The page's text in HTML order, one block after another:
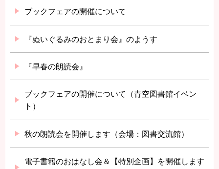
ブックフェアの開催について
『ぬいぐるみのおとまり会』のようす
『早春の朗読会』
ブックフェアの開催について（青空図書館イベン
ト）
秋の朗読会を開催します（会場：図書交流館）
電子書籍のおはなし会＆【特別企画】を開催します